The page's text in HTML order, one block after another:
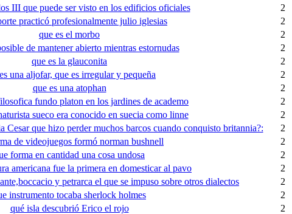
III que puede ser visto en los edificios oficiales 2
practicó profesionalmente julio iglesias 2
que es el morbo 2
de mantener abierto mientras estornudas 2
que es la glauconita 2
una aljofar, que es irregular y pequeña 2
que es una atophan 2
fundo platon en los jardines de academo 2
sueco era conocido en suecia como linne 2
Cesar que hizo perder muchos barcos cuando conquisto britannia?: 2
de videojuegos formó norman bushnell 2
forma en cantidad una cosa undosa 2
americana fue la primera en domesticar al pavo 2
y petrarca el que se impuso sobre otros dialectos 2
instrumento tocaba sherlock holmes 2
qué isla descubrió Erico el rojo 2